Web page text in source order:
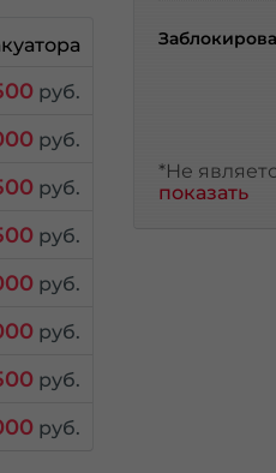
руб.
руб.
руб.
руб.
руб.
руб.
руб.
руб.
*Не
показать